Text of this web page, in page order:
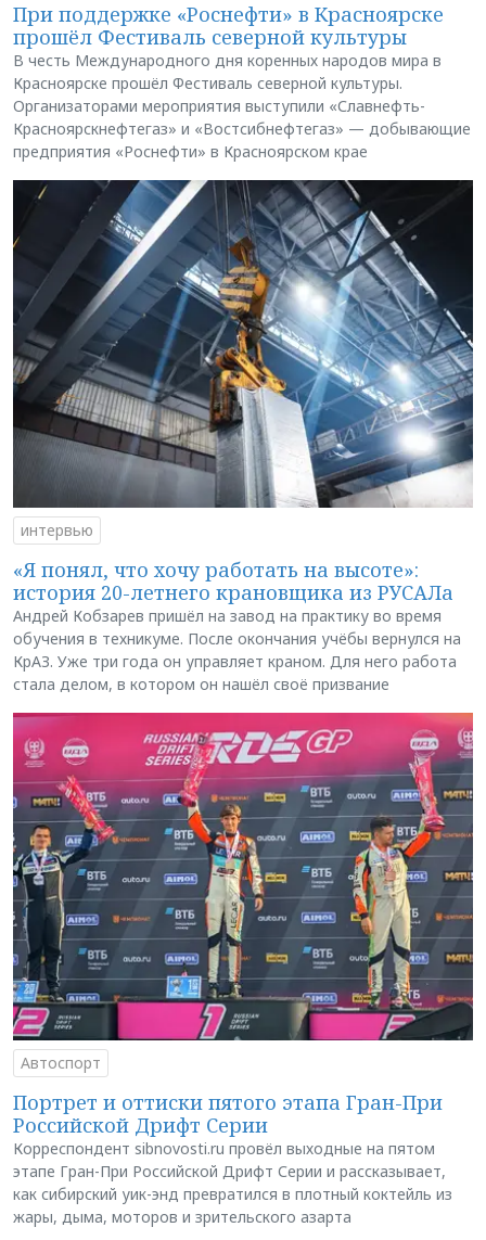
При поддержке «Роснефти» в Красноярске
прошёл Фестиваль северной культуры
В честь Международного дня коренных народов мира в
Красноярске прошёл Фестиваль северной культуры.
Организаторами мероприятия выступили «Славнефть-
Красноярскнефтегаз» и «Востсибнефтегаз» — добывающие
предприятия «Роснефти» в Красноярском крае
интервью
«Я понял, что хочу работать на высоте»:
история 20-летнего крановщика из РУСАЛа
Андрей Кобзарев пришёл на завод на практику во время
обучения в техникуме. После окончания учёбы вернулся на
КрАЗ. Уже три года он управляет краном. Для него работа
стала делом, в котором он нашёл своё призвание
Автоспорт
Портрет и оттиски пятого этапа Гран-При
Российской Дрифт Серии
Корреспондент sibnovosti.ru провёл выходные на пятом
этапе Гран-При Российской Дрифт Серии и рассказывает,
как сибирский уик-энд превратился в плотный коктейль из
жары, дыма, моторов и зрительского азарта